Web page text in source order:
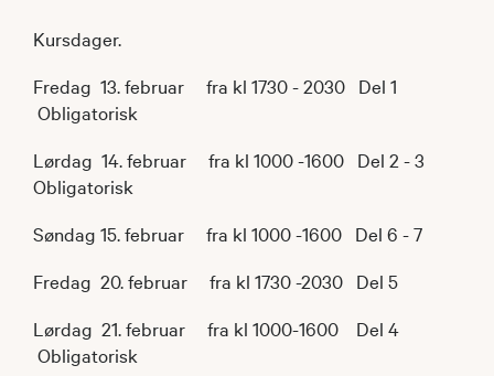
Kursdager.
Fredag 13. februar fra kl 1730 - 2030 Del 1
Obligatorisk
Lørdag 14. februar fra kl 1000 -1600 Del 2 - 3
Obligatorisk
Søndag 15. februar fra kl 1000 -1600 Del 6 - 7
Fredag 20. februar fra kl 1730 -2030 Del 5
Lørdag 21. februar fra kl 1000-1600 Del 4
Obligatorisk